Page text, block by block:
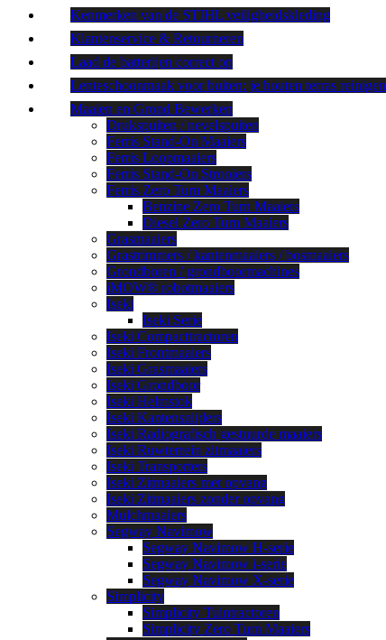
Kenmerken van de STIHL veiligheidskleding
Klantenservice & Retourneren
Laad de batterijen correct op
Lenteschoonmaak voor buiten: je houten terras reinigen
Maaien en Grond Bewerken
Drukspuiten / nevelspuiten
Ferris Stand-On Maaiers
Ferris Loopmaaiers
Ferris Stand-On Strooiers
Ferris Zero Turn Maaiers
Benzine Zero Turn Maaiers
Diesel Zero Turn Maaiers
Grasmaaiers
Grastrimmers / kantenmaaiers / bosmaaiers
Grondboren / grondboormachines
iMOW® robotmaaiers
Iseki
Iseki Serie
Iseki Compacttractoren
Iseki Frontmaaiers
Iseki Grasmaaiers
Iseki Grondboor
Iseki Helmstok
Iseki Kantensnijders
Iseki Radiografisch gestuurde maaiers
Iseki Ruwterrein zitmaaiers
Iseki Transporters
Iseki Zitmaaiers met opvang
Iseki Zitmaaiers zonder opvang
Mulchmaaiers
Segway Navimow
Segway Navimow H-serie
Segway Navimow i-serie
Segway Navimow X-serie
Simplicity
Simplicity Tuintractoren
Simplicity Zero Turn Maaiers